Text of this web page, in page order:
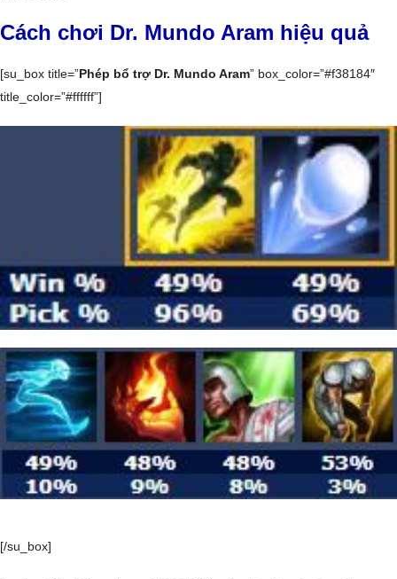
Cách chơi Dr. Mundo Aram hiệu quả
[su_box title=”Phép bổ trợ Dr. Mundo Aram” box_color=”#f38184″
title_color=”#ffffff”]
[/su_box]